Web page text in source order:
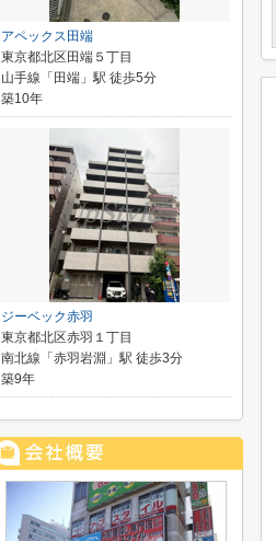
アペックス田端
東京都北区田端５丁目
山手線「田端」駅 徒歩5分
築10年
ジーベック赤羽
東京都北区赤羽１丁目
南北線「赤羽岩淵」駅 徒歩3分
築9年